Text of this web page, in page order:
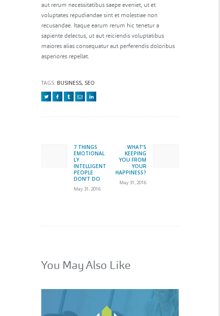
aut rerum necessitatibus saepe eveniet, ut et
voluptates repudiandae sint et molestiae non
recusandae. Itaque earum rerum hic tenetur a
sapiente delectus, ut aut reiciendis voluptatibus
maiores alias consequatur aut perferendis doloribus
asperiores repellat.
TAGS: BUSINESS, SEO
navigation
Previous
post:
7 THINGS
EMOTIONAL
LY
INTELLIGENT
PEOPLE
DON’T DO
May 31, 2016
WHAT’S
KEEPING
YOU FROM
YOUR
HAPPINESS?
May 31, 2016
You May Also Like